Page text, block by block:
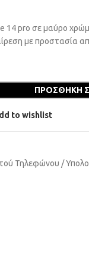
14 pro σε μαύρο
με προστασία
ΠΡΟΣΘΉΚΗ
to wishlist
Τηλεφώνου /